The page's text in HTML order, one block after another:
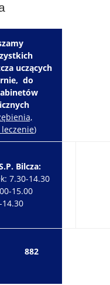
uczących
do
)
Bilcza:
7.30-14.30
15.00
14.30
882